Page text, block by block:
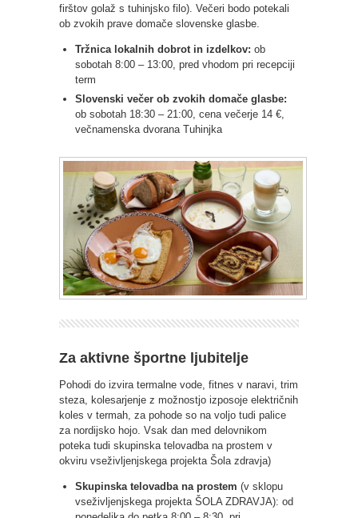
firštov golaž s tuhinjsko filo). Večeri bodo potekali
ob zvokih prave domače slovenske glasbe.
Tržnica lokalnih dobrot in izdelkov: ob
sobotah 8:00 – 13:00, pred vhodom pri recepciji
term
Slovenski večer ob zvokih domače glasbe:
ob sobotah 18:30 – 21:00, cena večerje 14 €,
večnamenska dvorana Tuhinjka
Za aktivne športne ljubitelje
Pohodi do izvira termalne vode, fitnes v naravi, trim
steza, kolesarjenje z možnostjo izposoje električnih
koles v termah, za pohode so na voljo tudi palice
za nordijsko hojo. Vsak dan med delovnikom
poteka tudi skupinska telovadba na prostem v
okviru vseživljenjskega projekta Šola zdravja)
Skupinska telovadba na prostem (v sklopu
vseživljenjskega projekta ŠOLA ZDRAVJA): od